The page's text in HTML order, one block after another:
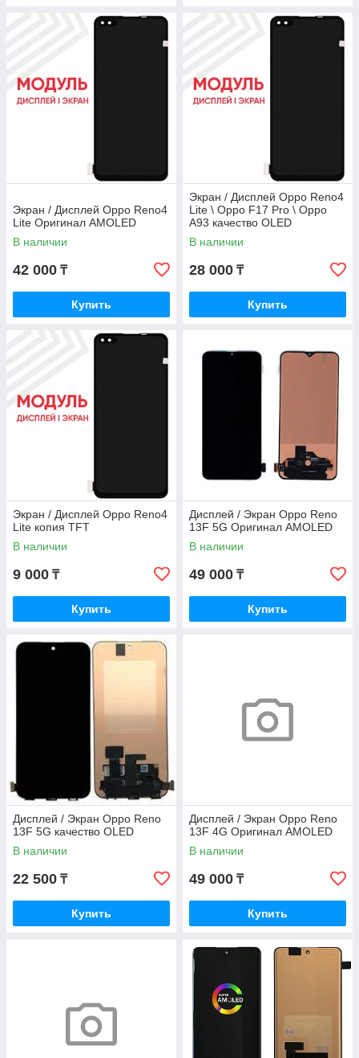
Экран / Дисплей Oppo Reno4
Lite Оригинал AMOLED
В наличии
42 000 ₸
Купить
Экран / Дисплей Oppo Reno4
Lite \ Oppo F17 Pro \ Oppo
A93 качество OLED
В наличии
28 000 ₸
Купить
Экран / Дисплей Oppo Reno4
Lite копия TFT
В наличии
9 000 ₸
Купить
Дисплей / Экран Oppo Reno
13F 5G Оригинал AMOLED
В наличии
49 000 ₸
Купить
Дисплей / Экран Oppo Reno
13F 5G качество OLED
В наличии
22 500 ₸
Купить
Дисплей / Экран Oppo Reno
13F 4G Оригинал AMOLED
В наличии
49 000 ₸
Купить